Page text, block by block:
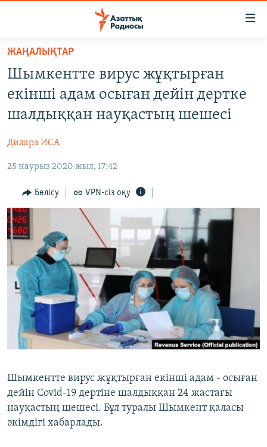
Skip
main
content
to
main
Navigation
Skip
Search
АДАМ ҚҰҚЫҚТАРЫ
ӘЛЕУМЕТ
ӘЛЕМ
АРНАЙЫ ЖОБАЛАР
Русский
ЖАЗЫЛЫҢЫЗ
Басқа тілдерде
ЖАҢАЛЫҚТАР
Шымкентте вирус жұқтырған
екінші адам осыған дейін дертке
шалдыққан науқастың шешесі
Дилара ИСА
25 наурыз 2020 жыл, 17:42
Бөлісу VPN-сіз оқу
Шымкентте вирус жұқтырған екінші адам - осыған
дейін Covid-19 дертіне шалдыққан 24 жастағы
науқастың шешесі. Бұл туралы Шымкент қаласы
әкімдігі хабарлады.